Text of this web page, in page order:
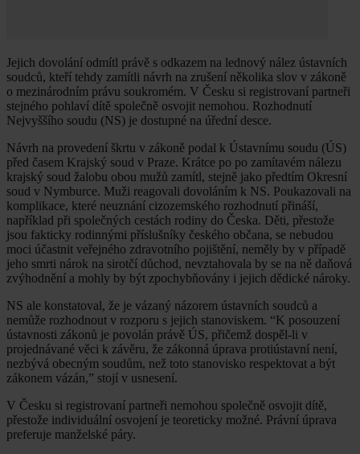
Jejich dovolání odmítl právě s odkazem na lednový nález ústavních
soudců, kteří tehdy zamítli návrh na zrušení několika slov v zákoně
o mezinárodním právu soukromém. V Česku si registrovaní partneři
stejného pohlaví dítě společně osvojit nemohou. Rozhodnutí
Nejvyššího soudu (NS) je dostupné na úřední desce.
Návrh na provedení škrtu v zákoně podal k Ústavnímu soudu (ÚS)
před časem Krajský soud v Praze. Krátce po po zamítavém nálezu
krajský soud žalobu obou mužů zamítl, stejně jako předtím Okresní
soud v Nymburce. Muži reagovali dovoláním k NS. Poukazovali na
komplikace, které neuznání cizozemského rozhodnutí přináší,
například při společných cestách rodiny do Česka. Děti, přestože
jsou fakticky rodinnými příslušníky českého občana, se nebudou
moci účastnit veřejného zdravotního pojištění, neměly by v případě
jeho smrti nárok na sirotčí důchod, nevztahovala by se na ně daňová
zvýhodnění a mohly by být zpochybňovány i jejich dědické nároky.
NS ale konstatoval, že je vázaný názorem ústavních soudců a
nemůže rozhodnout v rozporu s jejich stanoviskem. “K posouzení
ústavnosti zákonů je povolán právě ÚS, přičemž dospěl-li v
projednávané věci k závěru, že zákonná úprava protiústavní není,
nezbývá obecným soudům, než toto stanovisko respektovat a být
zákonem vázán,” stojí v usnesení.
V Česku si registrovaní partneři nemohou společně osvojit dítě,
přestože individuální osvojení je teoreticky možné. Právní úprava
preferuje manželské páry.